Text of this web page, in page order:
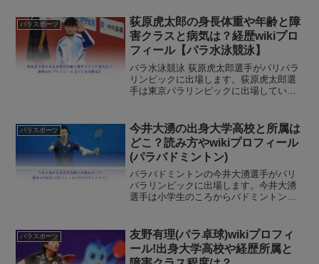
経歴wikiプロフィール、事故や障害と競技
クラス分け、か...
パラスポーツ
荻原虎太郎の身長体重や年齢と障
害クラスと病気は？経歴wikiプロ
フィール【パラ水泳競泳】
パラ水泳競泳 荻原虎太郎選手がパリパラ
リンピックに出場します。荻原虎太郎選
手は東京パラリンピックに出場していま
今回のパリパラリンピックは4種目に出場
予定で活躍が期待され...
パラスポーツ
今井大湧の出身大学高校と所属は
どこ？読み方やwikiプロフィール
(パラバドミントン)
パラバドミントンの今井大湧選手がパリ
パラリンピックに出場します。今井大湧
選手は小学生のころからバドミントンを
にも出場しまたが、個人で5位とメダルに
は届かずでした。パリパ...
パラスポーツ
友野有理(パラ卓球)wikiプロフィ
ール!出身大学高校や経歴所属と